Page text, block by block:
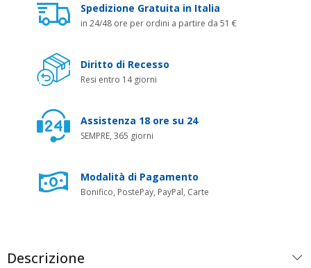
Spedizione Gratuita in Italia
in 24/48 ore per ordini a partire da 51 €
Diritto di Recesso
Resi entro 14 giorni
Assistenza 18 ore su 24
SEMPRE, 365 giorni
Modalità di Pagamento
Bonifico, PostePay, PayPal, Carte
Descrizione